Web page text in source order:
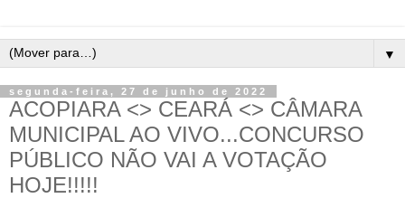
▼
segunda-feira, 27 de junho de 2022
ACOPIARA <> CEARÁ <> CÂMARA
MUNICIPAL AO VIVO...CONCURSO
PÚBLICO NÃO VAI A VOTAÇÃO
HOJE!!!!!